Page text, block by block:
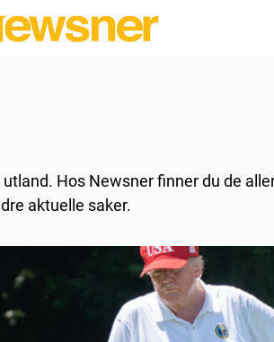
Hos Newsner finner du de
aktuelle saker.